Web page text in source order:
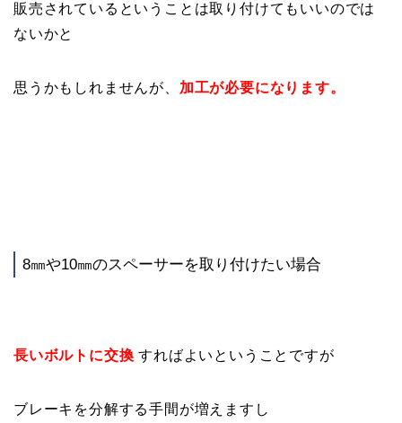
販売されているということは取り付けてもいいのでは
ないかと
思うかもしれませんが、 加工が必要になります。
8㎜や10㎜のスペーサーを取り付けたい場合
長いボルトに交換すればよいということですが
ブレーキを分解する手間が増えますし